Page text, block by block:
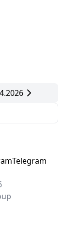
Telegram